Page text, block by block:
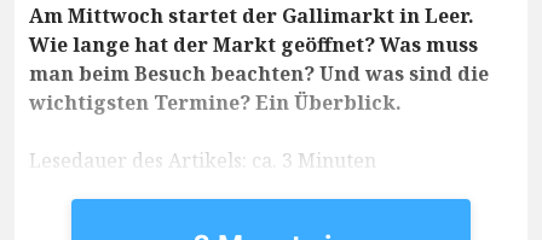
Am Mittwoch startet der Gallimarkt in Leer.
Wie lange hat der Markt geöffnet? Was muss
man beim Besuch beachten? Und was sind die
wichtigsten Termine? Ein Überblick.
Lesedauer des Artikels: ca. 3 Minuten